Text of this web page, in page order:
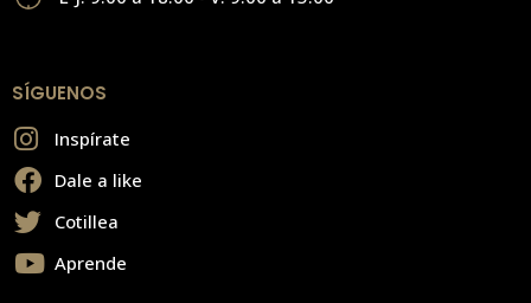
SÍGUENOS
Inspírate
Dale a like
Cotillea
Aprende